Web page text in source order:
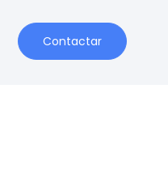
Contactar